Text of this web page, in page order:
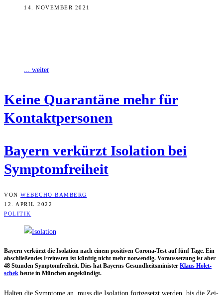
14. NOVEMBER 2021
... weiter
Kei­ne Qua­ran­tä­ne mehr für
Kontaktpersonen
Bay­ern ver­kürzt Iso­la­ti­on bei
Symptomfreiheit
VON WEBECHO BAMBERG
12. APRIL 2022
POLITIK
Bay­ern ver­kürzt die Iso­la­ti­on nach einem posi­ti­ven Coro­na-Test auf fünf Tage. Ein
abschlie­ßen­des Frei­tes­ten ist künf­tig nicht mehr not­wen­dig. Vor­aus­set­zung ist aber
48 Stun­den Sym­ptom­frei­heit. Dies hat Bay­erns Gesund­heits­mi­nis­ter Klaus Holet­
schek heu­te in Mün­chen angekündigt.
Hal­ten die Sym­pto­me an, muss die Iso­la­ti­on fort­ge­setzt wer­den, bis die Zei­